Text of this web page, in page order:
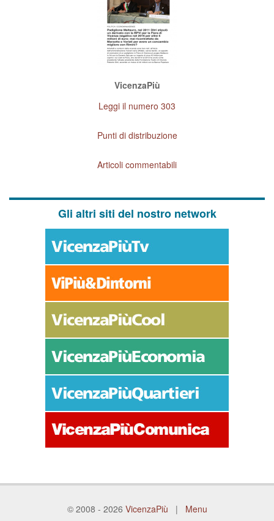
VicenzaPiù
Leggi il numero 303
Punti di distribuzione
Articoli commentabili
Gli altri siti del nostro network
© 2008 - 2026 VicenzaPiù | Menu